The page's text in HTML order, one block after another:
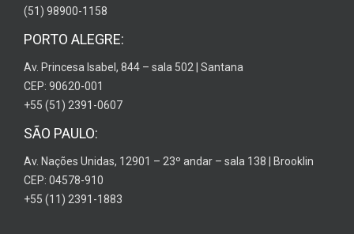
(51) 98900-1158
PORTO ALEGRE:
Av. Princesa Isabel, 844 – sala 502 | Santana
CEP: 90620-001
+55 (51) 2391-0607
SÃO PAULO:
Av. Nações Unidas, 12901 – 23º andar – sala 138 | Brooklin
CEP: 04578-910
+55 (11) 2391-1883